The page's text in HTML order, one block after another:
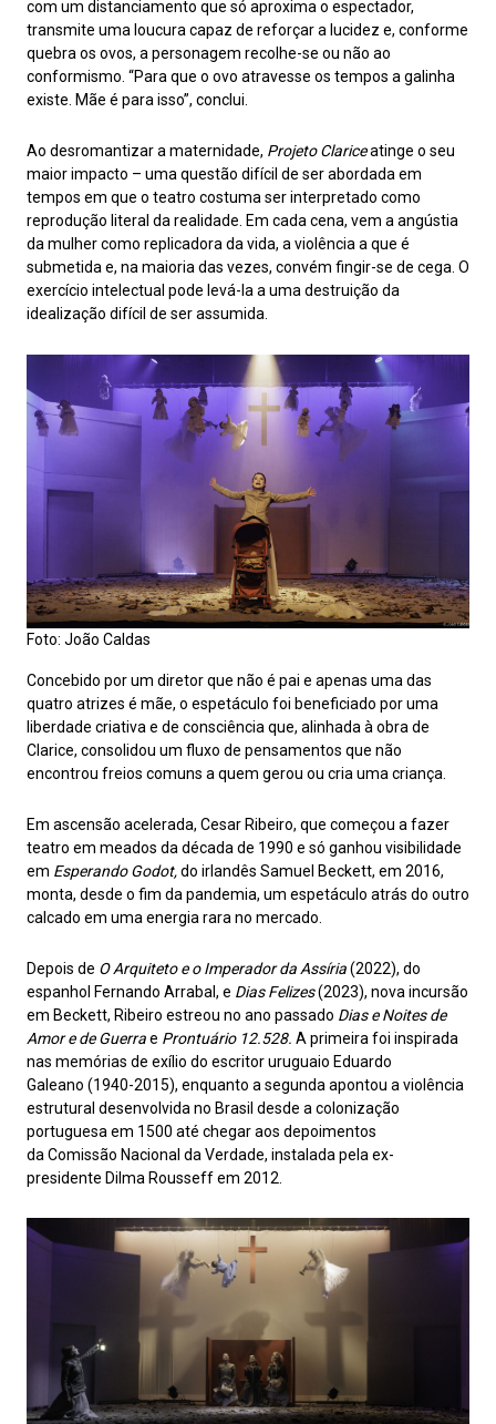
com um distanciamento que só aproxima o espectador,
transmite uma loucura capaz de reforçar a lucidez e, conforme
quebra os ovos, a personagem recolhe-se ou não ao
conformismo. “Para que o ovo atravesse os tempos a galinha
existe. Mãe é para isso”, conclui.
Ao desromantizar a maternidade, Projeto Clariceatinge o seu
maior impacto – uma questão difícil de ser abordada em
tempos em que o teatro costuma ser interpretado como
reprodução literal da realidade. Em cada cena, vem a angústia
da mulher como replicadora da vida, a violência a que é
submetida e, na maioria das vezes, convém fingir-se de cega. O
exercício intelectual pode levá-la a uma destruição da
idealização difícil de ser assumida.
Foto: João Caldas
Concebido por um diretor que não é pai e apenas uma das
quatro atrizes é mãe, o espetáculo foi beneficiado por uma
liberdade criativa e de consciência que, alinhada à obra de
Clarice, consolidou um fluxo de pensamentos que não
encontrou freios comuns a quem gerou ou cria uma criança.
Em ascensão acelerada, Cesar Ribeiro, que começou a fazer
teatro em meados da década de 1990 e só ganhou visibilidade
em Esperando Godot,do irlandês Samuel Beckett, em 2016,
monta, desde o fim da pandemia, um espetáculo atrás do outro
calcado em uma energia rara no mercado.
Depois de O Arquiteto e o Imperador da Assíria(2022), do
espanhol Fernando Arrabal, e Dias Felizes(2023), nova incursão
em Beckett, Ribeiro estreou no ano passado Dias e Noites de
Amor e de Guerrae Prontuário 12.528. A primeira foi inspirada
nas memórias de exílio do escritor uruguaio Eduardo
Galeano (1940-2015), enquanto a segunda apontou a violência
estrutural desenvolvida no Brasil desde a colonização
portuguesa em 1500 até chegar aos depoimentos
da Comissão Nacional da Verdade, instalada pela ex-
presidente Dilma Rousseff em 2012.